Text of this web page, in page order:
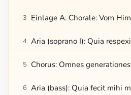
3
4 Aria (soprano I): Quia
5 Chorus: Omnes generationes
6 Aria (bass): Quia fecit mihi